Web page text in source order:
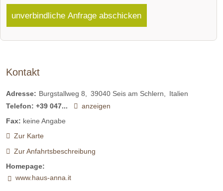
unverbindliche Anfrage abschicken
Kontakt
Adresse: Burgstallweg 8 39040 Seis am Schlern
Italien
Telefon: +39 047...
anzeigen
Fax: keine Angabe
Zur Karte
Zur Anfahrtsbeschreibung
Homepage:
www.haus-anna.it